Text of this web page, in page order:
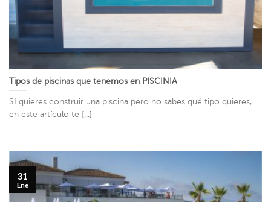
Tipos de piscinas que tenemos en PISCINIA
SI quieres construir una piscina pero no sabes qué tipo quieres,
en este artículo te [...]
31
Ene